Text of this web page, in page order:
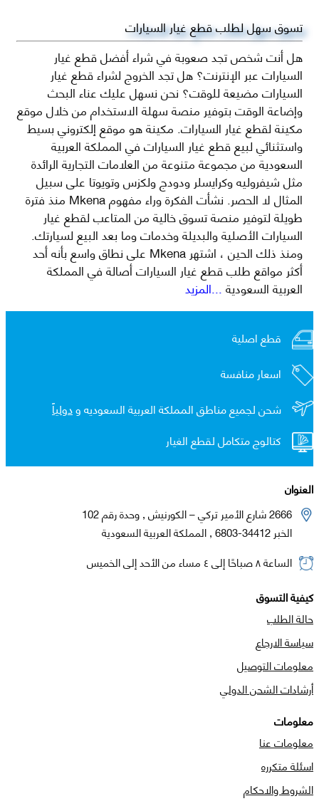
تسوق سهل لطلب قطع غيار السيارات
هل أنت شخص تجد صعوبة في شراء أفضل قطع غيار
السيارات عبر الإنترنت؟ هل تجد الخروج لشراء قطع غيار
السيارات مضيعة للوقت؟ نحن نسهل عليك عناء البحث
وإضاعة الوقت بتوفير منصة سهلة الاستخدام من خلال موقع
مكينة لقطع غيار السيارات. مكينة هو موقع إلكتروني بسيط
واستثنائي لبيع قطع غيار السيارات في المملكة العربية
السعودية من مجموعة متنوعة من العلامات التجارية الرائدة
مثل شيفروليه وكرايسلر ودودج ولكزس وتويوتا على سبيل
المثال لا الحصر. نشأت الفكرة وراء مفهوم Mkena منذ فترة
طويلة لتوفير منصة تسوق خالية من المتاعب لقطع غيار
السيارات الأصلية والبديلة وخدمات وما بعد البيع لسيارتك.
ومنذ ذلك الحين ، اشتهر Mkena على نطاق واسع بأنه أحد
أكثر مواقع طلب قطع غيار السيارات أصالة في المملكة
العربية السعودية...المزيد
قطع اصلية
اسعار منافسة
شحن لجميع مناطق المملكة العربية السعوديه ودولياً
كتالوج متكامل لقطع الغيار
العنوان
2666 شارع الأمير تركي – الكورنيش , وحدة رقم 102
الخبر 34412-6803 , المملكة العربية السعودية
الساعة ٨ صباحًا إلى ٤ مساء من الأحد إلى الخميس
كيفية التسوق
حالة الطلب
سياسة الارجاع
معلومات التوصيل
أرشادات الشحن الدولي
معلومات
معلومات عنا
اسئلة متكرره
الشروط والاحكام